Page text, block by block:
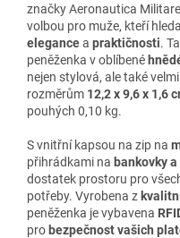
značky Aeronautica
volbou pro muže, kteří
elegancea praktičnosti.
peněženka v oblíbené
nejen stylová, ale také
rozměrům 12,2 x 9,6 x 1,6
pouhých 0,10 kg.
S vnitřní kapsou na zip na
přihrádkami na bankovky
dostatek prostoru pro
potřeby. Vyrobena z
peněženka je vybavena
pro bezpečnost vašich